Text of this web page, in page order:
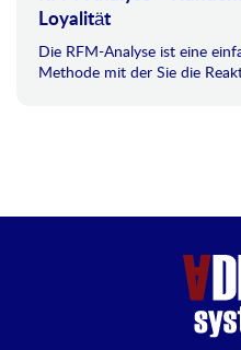
Loyalität
Die RFM-Analyse ist eine
Methode mit der Sie die